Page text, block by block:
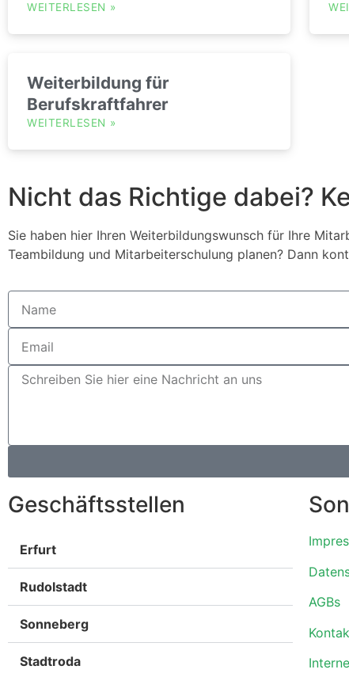
WEITERLESEN »
Weiterbildung für
Berufskraftfahrer
WEITERLESEN »
Nicht das Richtige dabei?
Sie haben hier Ihren Weiterbildungswunsch für Ihre
Teambildung und Mitarbeiterschulung planen? Dann
Geschäftsstellen
Erfurt
Rudolstadt
Sonneberg
Stadtroda
AGBs